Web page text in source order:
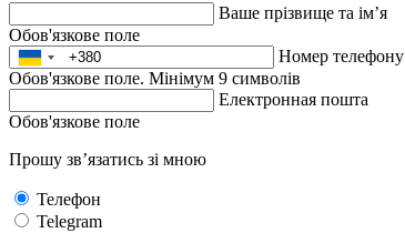
Ваше прізвище та ім’я
Обов'язкове поле
Номер телефону
Обов'язкове поле. Мінімум 9 символів
Електронная пошта
Обов'язкове поле
Прошу зв’язатись зі мною
Телефон
Telegram